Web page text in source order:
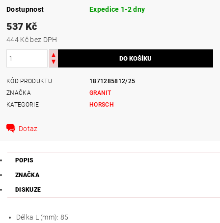
Dostupnost Expedice 1-2 dny
537 Kč
444 Kč bez DPH
KÓD PRODUKTU
1871285812/25
ZNAČKA
GRANIT
KATEGORIE
HORSCH
Dotaz
POPIS
ZNAČKA
DISKUZE
Délka L (mm):85